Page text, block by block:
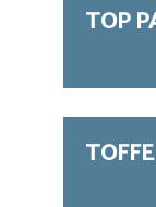
TOP